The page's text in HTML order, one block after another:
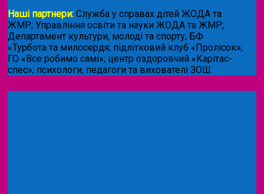
Наші партнери: Служба у справах дітей ЖОДА та
ЖМР; Управління освіти та науки ЖОДА та ЖМР;
Департамент культури, молоді та спорту; БФ
«Турбота та милосердя; підлітковий клуб «Пролісок»;
ГО «Все робимо самі»; центр оздоровчий «Карітас-
спес»; психологи, педагоги та вихователі ЗОШ.